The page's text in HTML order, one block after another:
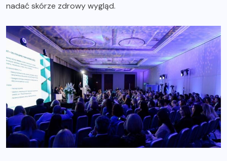
nadać skórze zdrowy wygląd.